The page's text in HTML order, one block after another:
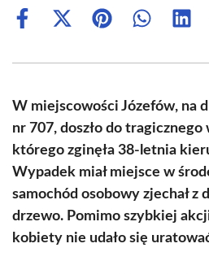
Share
Share
(Twitter)
Share Share
W miejscowości Józefów, na
nr 707, doszło do
którego zginęła 38-letnia
Wypadek miał miejsce w
samochód osobowy zjechał z
drzewo. Pomimo szybkiej
kobiety nie udało się